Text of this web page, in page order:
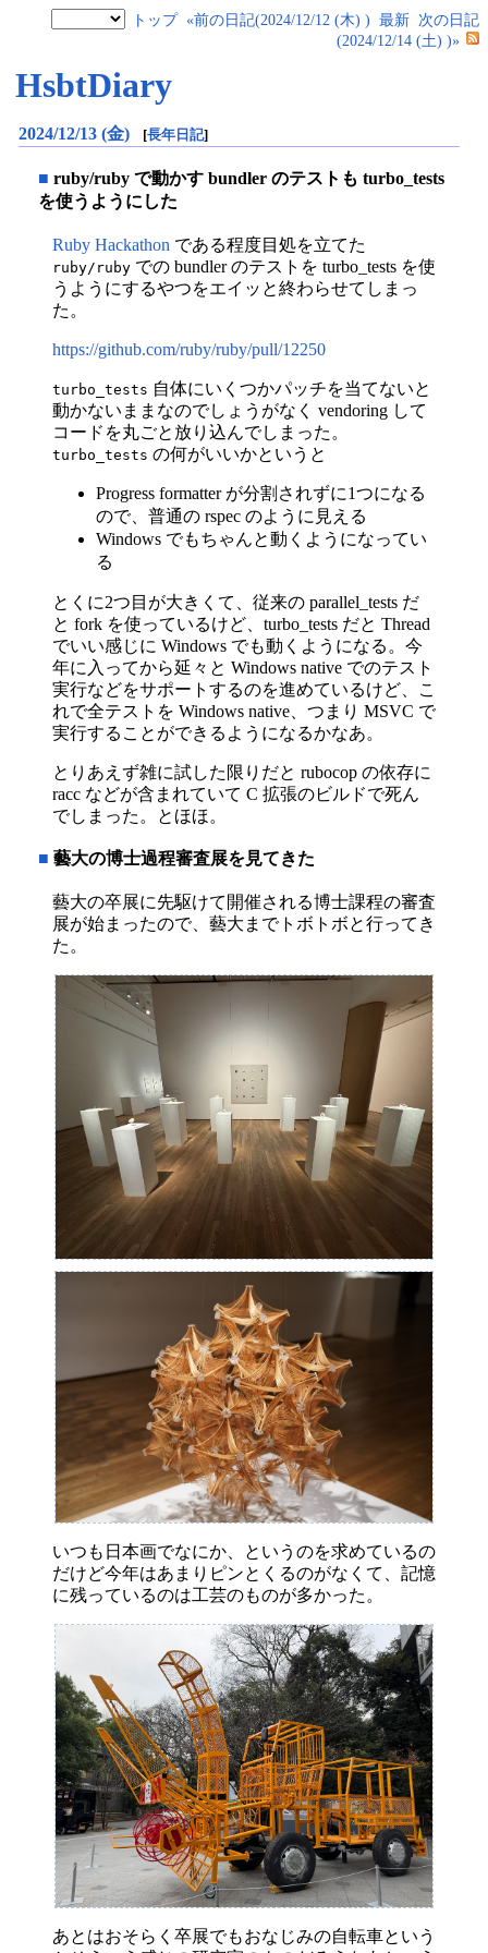
トップ «前の日記(2024/12/12 (木) ) 最新 次の日記
(2024/12/14 (土) )»
HsbtDiary
2024/12/13 (金) [長年日記]
■ ruby/ruby で動かす bundler のテストも turbo_tests
を使うようにした
Ruby Hackathon である程度目処を立てた
ruby/ruby での bundler のテストを turbo_tests を使
うようにするやつをエイッと終わらせてしまっ
た。
https://github.com/ruby/ruby/pull/12250
turbo_tests 自体にいくつかパッチを当てないと
動かないままなのでしょうがなく vendoring して
コードを丸ごと放り込んでしまった。
turbo_tests の何がいいかというと
Progress formatter が分割されずに1つになる
ので、普通の rspec のように見える
Windows でもちゃんと動くようになってい
る
とくに2つ目が大きくて、従来の parallel_tests だ
と fork を使っているけど、turbo_tests だと Thread
でいい感じに Windows でも動くようになる。今
年に入ってから延々と Windows native でのテスト
実行などをサポートするのを進めているけど、こ
れで全テストを Windows native、つまり MSVC で
実行することができるようになるかなあ。
とりあえず雑に試した限りだと rubocop の依存に
racc などが含まれていて C 拡張のビルドで死ん
でしまった。とほほ。
■ 藝大の博士過程審査展を見てきた
藝大の卒展に先駆けて開催される博士課程の審査
展が始まったので、藝大までトボトボと行ってき
た。
いつも日本画でなにか、というのを求めているの
だけど今年はあまりピンとくるのがなくて、記憶
に残っているのは工芸のものが多かった。
あとはおそらく卒展でもおなじみの自転車という